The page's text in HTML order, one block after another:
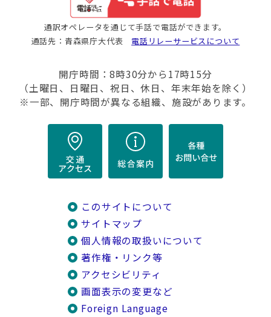
通訳オペレータを通じて手話で電話ができます。
通話先：青森県庁大代表 電話リレーサービスについて
開庁時間：8時30分から17時15分
（土曜日、日曜日、祝日、休日、年末年始を除く）
※一部、開庁時間が異なる組織、施設があります。
このサイトについて
サイトマップ
個人情報の取扱いについて
著作権・リンク等
アクセシビリティ
画面表示の変更など
Foreign Language